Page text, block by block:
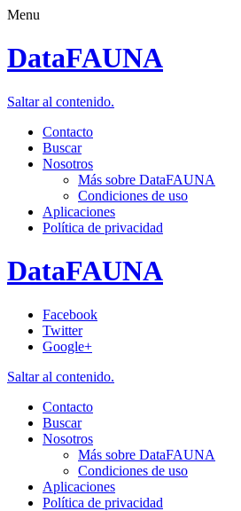
Menu
DataFAUNA
Saltar al contenido.
Contacto
Buscar
Nosotros
Más sobre DataFAUNA
Condiciones de uso
Aplicaciones
Política de privacidad
DataFAUNA
Facebook
Twitter
Google+
Saltar al contenido.
Contacto
Buscar
Nosotros
Más sobre DataFAUNA
Condiciones de uso
Aplicaciones
Política de privacidad